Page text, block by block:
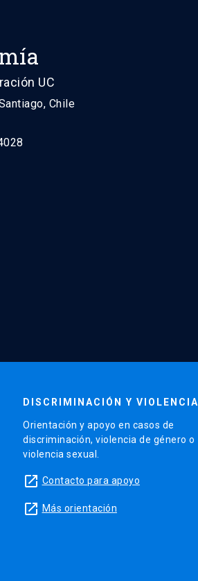
UC
Chile
DISCRIMINACIÓN Y VIOLENCIA
Orientación y apoyo en casos de
discriminación, violencia de género o
violencia sexual.
launch Contacto para apoyo
launch Más orientación